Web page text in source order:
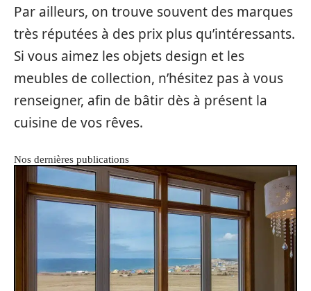
Par ailleurs, on trouve souvent des marques
très réputées à des prix plus qu’intéressants.
Si vous aimez les objets design et les
meubles de collection, n’hésitez pas à vous
renseigner, afin de bâtir dès à présent la
cuisine de vos rêves.
Nos dernières publications